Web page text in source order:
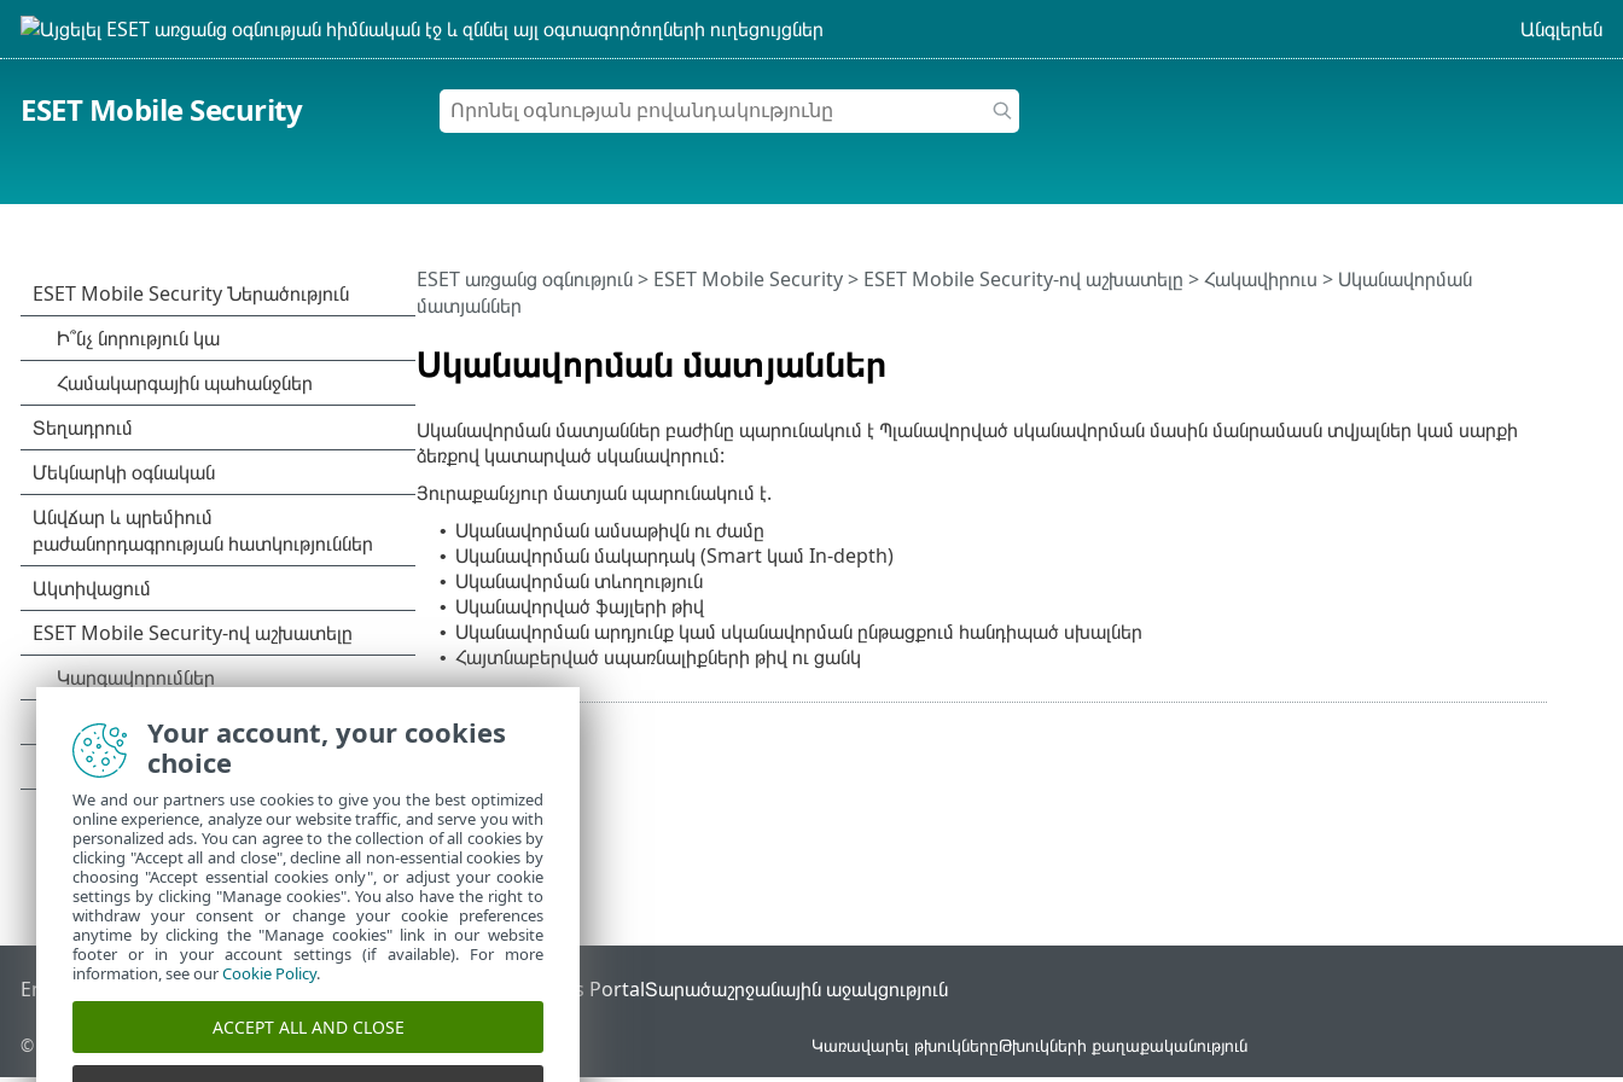
Անգլերեն
ESET Mobile Security
Սկանավորման մատյաններ
ESET առցանց օգնություն> ESET Mobile Security> ESET Mobile Security-ով աշխատելը >Հակավիրուս > Սկանավորման
մատյաններ
Սկանավորման մատյաններ բաժինը պարունակում է Պլանավորված սկանավորման մասին մանրամասն տվյալներ կամ սարքի
ձեռքով կատարված սկանավորում:
Յուրաքանչյուր մատյան պարունակում է.
• Սկանավորման ամսաթիվն ու ժամը
• Սկանավորման մակարդակ (Smart կամ In-depth)
• Սկանավորման տևողություն
• Սկանավորված ֆայլերի թիվ
• Սկանավորման արդյունք կամ սկանավորման ընթացքում հանդիպած սխալներ
• Հայտնաբերված սպառնալիքների թիվ ու ցանկ
End of Life ESET-ի գիտելիքների բազան ESET Status PortalՏարածաշրջանային աջակցություն
© 1992-2026 ESET, spol. s r.o. Բոլոր իրավունքները պաշտպանված են։ Կառավարել թխուկներըԹխուկների քաղաքականություն
Your account, your cookies
choice
We and our partners use cookies to give you the best optimized
online experience, analyze our website traffic, and serve you with
personalized ads. You can agree to the collection of all cookies by
clicking "Accept all and close", decline all non-essential cookies by
choosing "Accept essential cookies only", or adjust your cookie
settings by clicking "Manage cookies". You also have the right to
withdraw your consent or change your cookie preferences
anytime by clicking the "Manage cookies" link in our website
footer or in your account settings (if available). For more
information, see ourCookie Policy.
ACCEPT ALL AND CLOSE